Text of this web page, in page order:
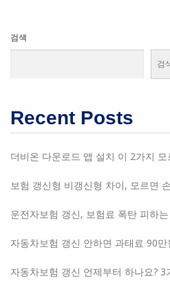
검색
검
Recent Posts
더비온 다운로드 앱 설치 이 2가지 모
보험 갱신형 비갱신형 차이, 모르면
운전자보험 갱신, 보험료 폭탄 피하
자동차보험 갱신 안하면 과태료 90만
자동차보험 갱신 언제부터 하나요? 3